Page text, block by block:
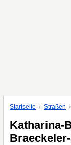
Startseite Straßen
Katharina-